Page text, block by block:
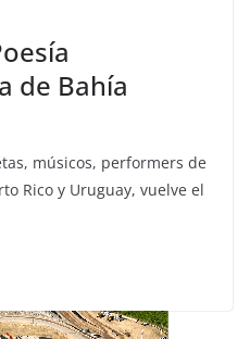
de Bahía
músicos, performers de
Rico y Uruguay, vuelve el